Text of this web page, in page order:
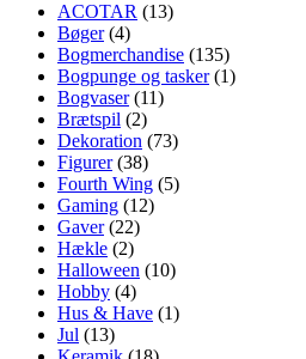
ACOTAR (13)
Bøger(4)
Bogmerchandise (135)
Bogpunge og tasker(1)
Bogvaser(11)
Brætspil (2)
Dekoration (73)
Figurer(38)
Fourth Wing (5)
Gaming (12)
Gaver(22)
Hækle (2)
Halloween (10)
Hobby (4)
Hus & Have (1)
Jul (13)